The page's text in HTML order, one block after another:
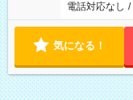
電話対応なし /
気になる！